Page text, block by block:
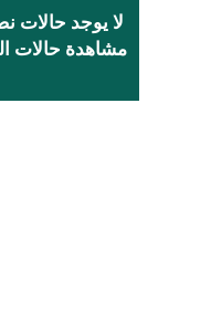
لا يوجد حالات
مشاهدة حالات